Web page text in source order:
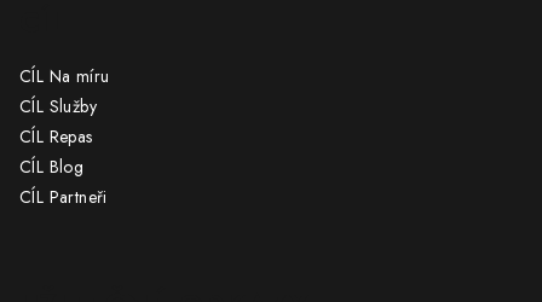
CÍL Na míru
CÍL Služby
CÍL Repas
CÍL Blog
CÍL Partneři